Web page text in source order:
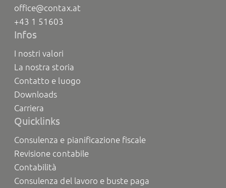
office@contax.at
+43 1 51603
Infos
I nostri valori
La nostra storia
Contatto e luogo
Downloads
Carriera
Quicklinks
Consulenza e pianificazione fiscale
Revisione contabile
Contabilità
Consulenza del lavoro e buste paga